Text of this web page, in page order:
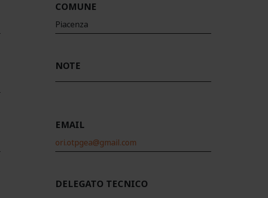
COMUNE
Piacenza
NOTE
EMAIL
ori.otpgea@gmail.com
DELEGATO TECNICO